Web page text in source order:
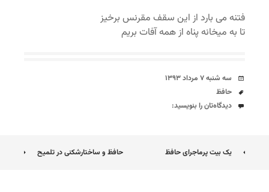
فتنه می بارد از این سقف مقرنس برخیز
تا به میخانه پناه از همه آفات بریم
تاریخ
سه شنبه ۷ مرداد ۱۳۹۳
برچسب‌ها
حافظ
دیدگاه‌ها
دیدگاه‌تان را بنویسید:
ناوبری
یک بیت پرماجرای حافظ حافظ و ساختارشکنی در تلمیح